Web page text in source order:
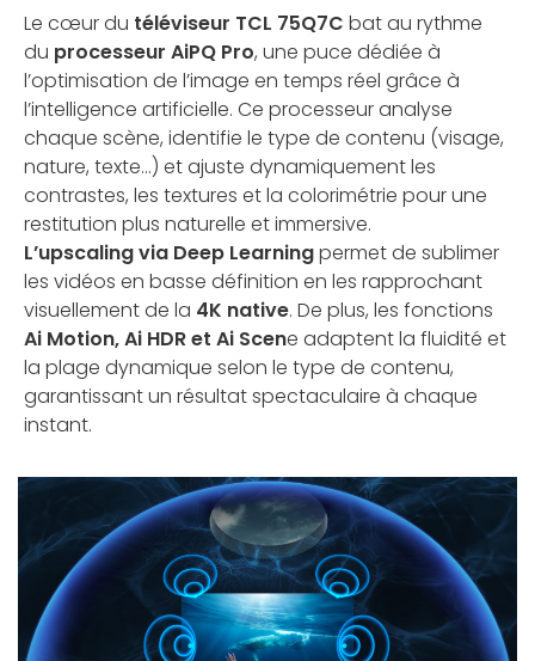
Le cœur du téléviseur TCL 75Q7C bat au rythme
du processeur AiPQ Pro, une puce dédiée à
l’optimisation de l’image en temps réel grâce à
l’intelligence artificielle. Ce processeur analyse
chaque scène, identifie le type de contenu (visage,
nature, texte…) et ajuste dynamiquement les
contrastes, les textures et la colorimétrie pour une
restitution plus naturelle et immersive.
L’upscaling via Deep Learningpermet de sublimer
les vidéos en basse définition en les rapprochant
visuellement de la 4K native. De plus, les fonctions
Ai Motion, Ai HDR et Ai Scene adaptent la fluidité et
la plage dynamique selon le type de contenu,
garantissant un résultat spectaculaire à chaque
instant.